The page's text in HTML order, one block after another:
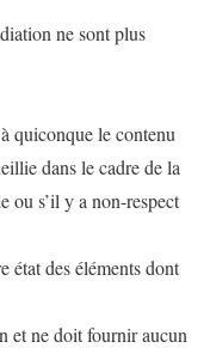
ne sont plus
quiconque le contenu
dans le cadre de la
ou s’il y a non-respect
état des éléments dont
et ne doit fournir aucun